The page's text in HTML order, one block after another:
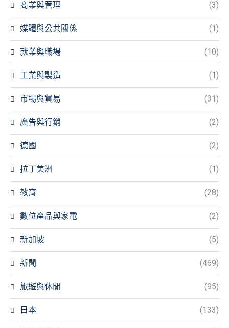
商業與管理 (3)
媒體與公共關係 (1)
就業與職場 (10)
工業與製造 (1)
市場與貿易 (31)
廣告與行銷 (2)
德國 (2)
拉丁美洲 (1)
教育 (28)
數位產品與家電 (2)
新加坡 (5)
新聞 (469)
旅遊與休閒 (95)
日本 (133)